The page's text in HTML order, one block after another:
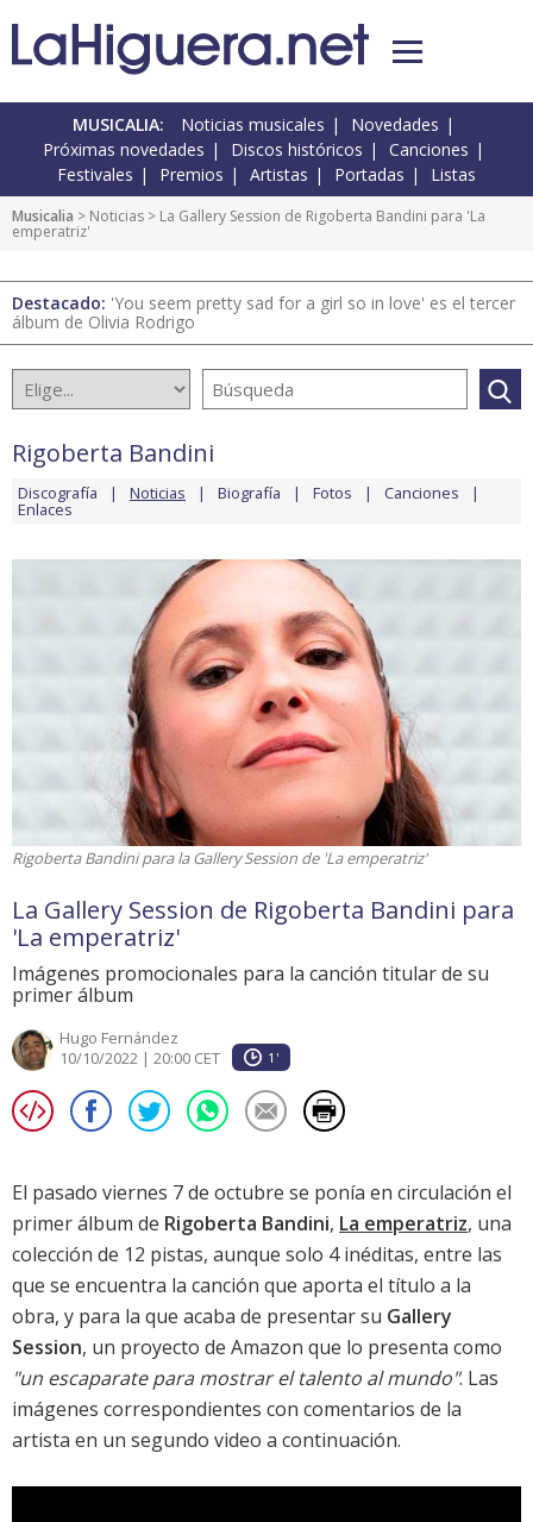
MUSICALIA: Noticias musicales
Novedades
Próximas novedades
Discos históricos
Canciones
Festivales
Premios Artistas Portadas Listas
Musicalia > Noticias > La Gallery Session de Rigoberta Bandini para 'La
emperatriz'
Destacado: 'You seem pretty sad for a girl so in love' es el tercer
álbum de Olivia Rodrigo
Rigoberta Bandini
Discografía Noticias Biografía Fotos Canciones
Enlaces
Rigoberta Bandini para la Gallery Session de 'La emperatriz'
La Gallery Session de Rigoberta Bandini para
'La emperatriz'
Imágenes promocionales para la canción titular de su
primer álbum
Hugo Fernández
10/10/2022 | 20:00 CET
1'
El pasado viernes 7 de octubre se ponía en circulación el
primer álbum de Rigoberta Bandini, La emperatriz, una
colección de 12 pistas, aunque solo 4 inéditas, entre las
que se encuentra la canción que aporta el título a la
obra, y para la que acaba de presentar su Gallery
Session, un proyecto de Amazon que lo presenta como
"un escaparate para mostrar el talento al mundo". Las
imágenes correspondientes con comentarios de la
artista en un segundo video a continuación.